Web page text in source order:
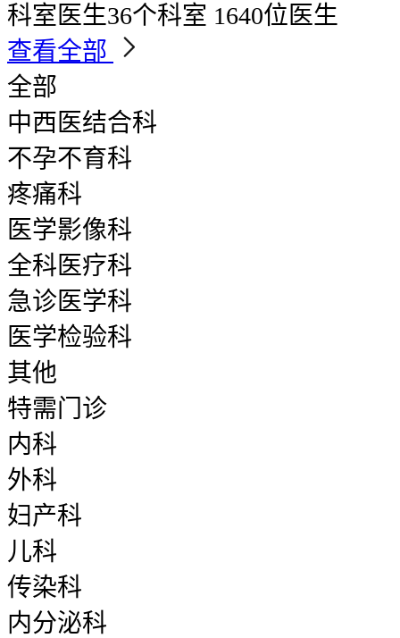
科室医生36个科室 1640位医生
查看全部
全部
中西医结合科
不孕不育科
疼痛科
医学影像科
全科医疗科
急诊医学科
医学检验科
其他
特需门诊
内科
外科
妇产科
儿科
传染科
内分泌科